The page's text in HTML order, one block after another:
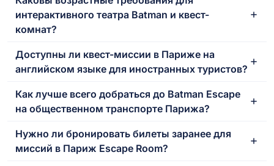
интерактивного театра Batman и квест-
комнат?
Доступны ли квест-миссии в Париже на
английском языке для иностранных туристов?
Как лучше всего добраться до Batman Escape
на общественном транспорте Парижа?
Нужно ли бронировать билеты заранее для
миссий в Париж Escape Room?